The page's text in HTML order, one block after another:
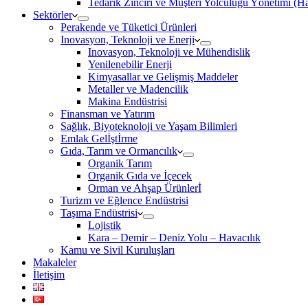
Tedarik Zinciri ve Müşteri Yolculuğu Yönetimi
Sektörler
Perakende ve Tüketici Ürünleri
Inovasyon, Teknoloji ve Enerji
Inovasyon, Teknoloji ve Mühendislik
Yenilenebilir Enerji
Kimyasallar ve Gelişmiş Maddeler
Metaller ve Madencilik
Makina Endüstrisi
Finansman ve Yatırım
Sağlık, Biyoteknoloji ve Yaşam Bilimleri
Emlak Gelİştİrme
Gıda, Tarım ve Ormancılık
Organik Tarım
Organik Gıda ve İçecek
Orman ve Ahşap Ürünlerİ
Turizm ve Eğlence Endüstrisi
Taşıma Endüstrisi
Lojistik
Kara – Demir – Deniz Yolu – Havacılık
Kamu ve Sivil Kuruluşları
Makaleler
İletişim